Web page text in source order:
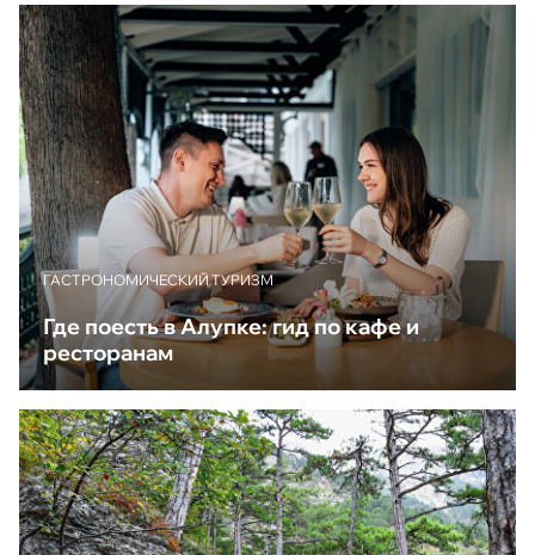
ГАСТРОНОМИЧЕСКИЙ ТУРИЗМ
Где поесть в Алупке: гид по кафе и
ресторанам